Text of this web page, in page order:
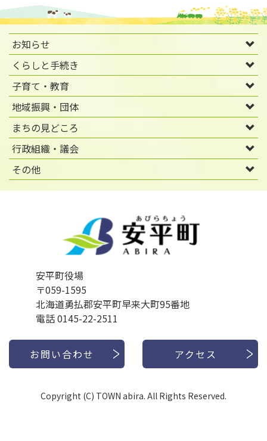
お知らせ
くらしと手続き
子育て・教育
地域振興・団体
まちの見どころ
行政組織・議会
その他
安平町役場
〒059-1595
北海道勇払郡安平町早来大町95番地
電話 0145-22-2511
お問い合わせ アクセス
Copyright (C) TOWN abira. All Rights Reserved.